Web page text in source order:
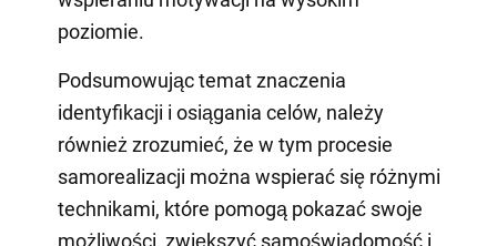
poziomie.
Podsumowując temat znaczenia
identyfikacji i osiągania celów, należy
również zrozumieć, że w tym procesie
samorealizacji można wspierać się różnymi
technikami, które pomogą pokazać swoje
możliwości, zwiększyć samoświadomość i